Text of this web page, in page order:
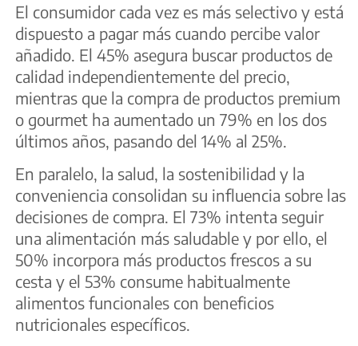
El consumidor cada vez es más selectivo y está
dispuesto a pagar más cuando percibe valor
añadido. El 45% asegura buscar productos de
calidad independientemente del precio,
mientras que la compra de productos premium
o gourmet ha aumentado un 79% en los dos
últimos años, pasando del 14% al 25%.
En paralelo, la salud, la sostenibilidad y la
conveniencia consolidan su influencia sobre las
decisiones de compra. El 73% intenta seguir
una alimentación más saludable y por ello, el
50% incorpora más productos frescos a su
cesta y el 53% consume habitualmente
alimentos funcionales con beneficios
nutricionales específicos.